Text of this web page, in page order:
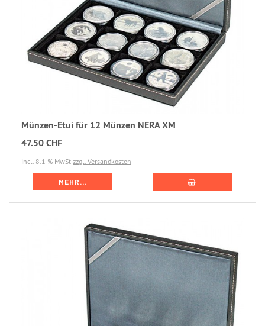
Münzen-Etui für 12 Münzen NERA XM
47.50 CHF
incl. 8.1 % MwSt zzgl. Versandkosten
MEHR...